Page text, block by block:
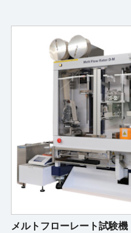
メルトフローレート試験